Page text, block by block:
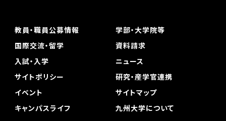
教員・職員公募情報
学部・大学院等
国際交流・留学
資料請求
入試・入学
ニュース
サイトポリシー
研究・産学官連携
イベント
サイトマップ
キャンパスライフ
九州大学について